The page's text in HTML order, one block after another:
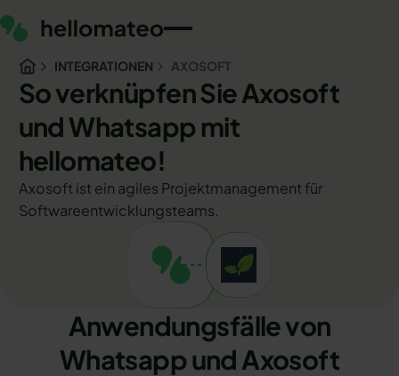
INTEGRATIONEN AXOSOFT
So verknüpfen Sie Axosoft
und Whatsapp mit
hellomateo!
Axosoft ist ein agiles Projektmanagement für
Softwareentwicklungsteams.
Anwendungsfälle von
Whatsapp und Axosoft